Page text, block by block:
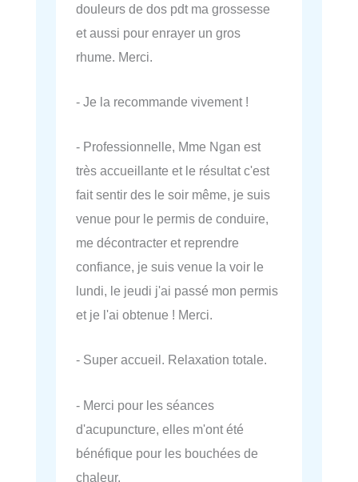
douleurs de dos pdt ma grossesse
et aussi pour enrayer un gros
rhume. Merci.
- Je la recommande vivement !
- Professionnelle, Mme Ngan est
très accueillante et le résultat c'est
fait sentir des le soir même, je suis
venue pour le permis de conduire,
me décontracter et reprendre
confiance, je suis venue la voir le
lundi, le jeudi j'ai passé mon permis
et je l'ai obtenue ! Merci.
- Super accueil. Relaxation totale.
- Merci pour les séances
d'acupuncture, elles m'ont été
bénéfique pour les bouchées de
chaleur.